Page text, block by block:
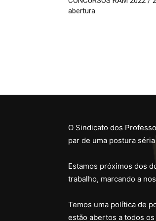
abertura
O Sindicato dos
par de uma postura
Estamos próximos dos
trabalho, marcando a
Temos uma política de
estão abertos a todos